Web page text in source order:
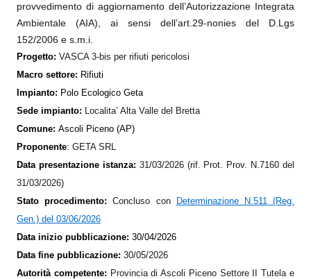
provvedimento di aggiornamento dell’Autorizzazione Integrata
Ambientale (AIA), ai sensi dell’art.29-nonies del D.Lgs
152/2006 e s.m.i.
Progetto: VASCA 3-bis per rifiuti pericolosi
Macro settore: Rifiuti
Impianto: Polo Ecologico Geta
Sede impianto: Localita’ Alta Valle del Bretta
Comune: Ascoli Piceno (AP)
Proponente: GETA SRL
Data presentazione istanza: 31/03/2026 (rif. Prot. Prov. N.7160 del
31/03/2026)
Stato procedimento:Concluso con
Determinazione N.511 (Reg.
Gen.) del 03/06/2026
Data inizio pubblicazione: 30/04/2026
Data fine pubblicazione: 30/05/2026
Autorità competente: Provincia di Ascoli Piceno Settore II Tutela e